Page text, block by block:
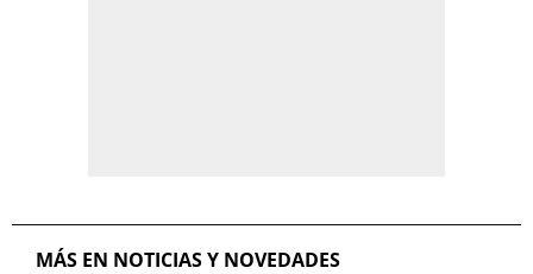
MÁS EN NOTICIAS Y NOVEDADES